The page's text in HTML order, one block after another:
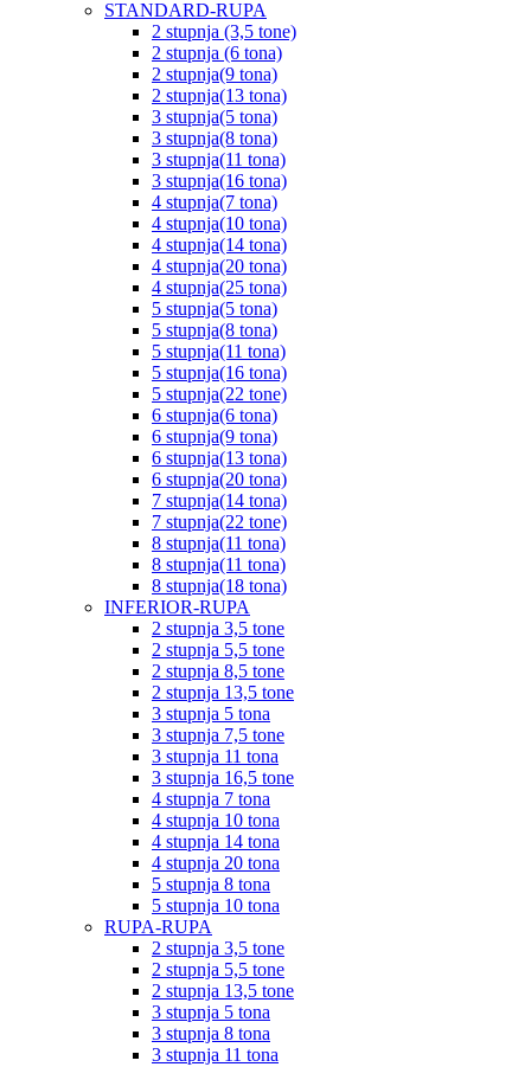
STANDARD-RUPA
2 stupnja (3,5 tone)
2 stupnja (6 tona)
2 stupnja(9 tona)
2 stupnja(13 tona)
3 stupnja(5 tona)
3 stupnja(8 tona)
3 stupnja(11 tona)
3 stupnja(16 tona)
4 stupnja(7 tona)
4 stupnja(10 tona)
4 stupnja(14 tona)
4 stupnja(20 tona)
4 stupnja(25 tona)
5 stupnja(5 tona)
5 stupnja(8 tona)
5 stupnja(11 tona)
5 stupnja(16 tona)
5 stupnja(22 tone)
6 stupnja(6 tona)
6 stupnja(9 tona)
6 stupnja(13 tona)
6 stupnja(20 tona)
7 stupnja(14 tona)
7 stupnja(22 tone)
8 stupnja(11 tona)
8 stupnja(11 tona)
8 stupnja(18 tona)
INFERIOR-RUPA
2 stupnja 3,5 tone
2 stupnja 5,5 tone
2 stupnja 8,5 tone
2 stupnja 13,5 tone
3 stupnja 5 tona
3 stupnja 7,5 tone
3 stupnja 11 tona
3 stupnja 16,5 tone
4 stupnja 7 tona
4 stupnja 10 tona
4 stupnja 14 tona
4 stupnja 20 tona
5 stupnja 8 tona
5 stupnja 10 tona
RUPA-RUPA
2 stupnja 3,5 tone
2 stupnja 5,5 tone
2 stupnja 13,5 tone
3 stupnja 5 tona
3 stupnja 8 tona
3 stupnja 11 tona